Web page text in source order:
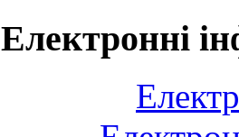
Електронні